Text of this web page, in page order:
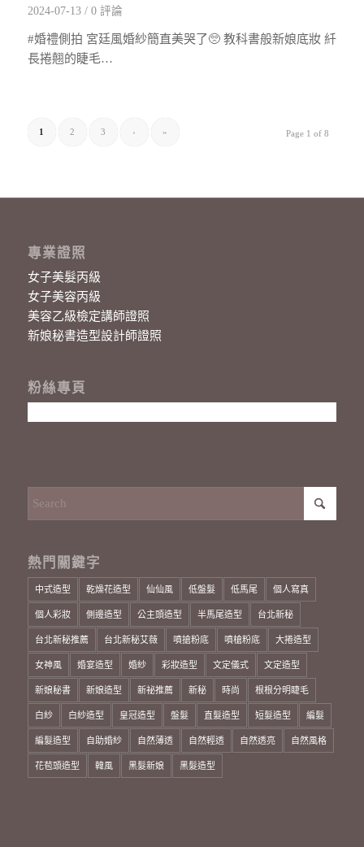
2024-07-13 / 0 評論
#婚禮側拍 宮廷風婚紗簡直美哭了🥺 教科書般新娘底妝 䊹
長捲翹的睫毛…
Page 1 of 8
1 2 3 › »
專業證照
女子美髮丙級
女子美容丙級
美容乙級檢定講師證照
新娘秘書造型設計師證照
粉絲專頁
熱門關鍵字
中式造型 乾燥花造型 仙仙風 低盤髮 低馬尾 個人寫真
個人彩妝 側邊造型 公主頭造型 半馬尾造型 台北新秘
台北新秘推薦 台北新秘艾薇 噴搶粉底 噴槍粉底 大捲造型
女神風 婚宴造型 婚紗 彩妝造型 文定儀式 文定造型
新娘秘書 新娘造型 新祕推薦 新秘 時尚 根根分明睫毛
白紗 白紗造型 皇冠造型 盤髮 直髮造型 短髮造型 編髮
編髮造型 自助婚紗 自然薄透 自然輕透 自然透亮 自然風格
花苞頭造型 韓風 黑髮新娘 黑髮造型